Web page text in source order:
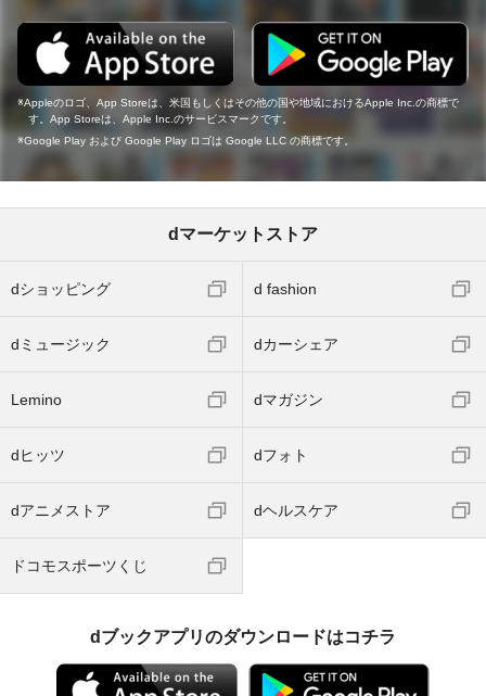
Appleのロゴ、App Storeは、米国もしくはその他の国や地域におけるApple Inc.の商標で
す。App Storeは、Apple Inc.のサービスマークです。
Google Play および Google Play ロゴは Google LLC の商標です。
dマーケットストア
dショッピング d fashion
dミュージック dカーシェア
Lemino dマガジン
dヒッツ dフォト
dアニメストア dヘルスケア
ドコモスポーツくじ
dブックアプリのダウンロードはコチラ